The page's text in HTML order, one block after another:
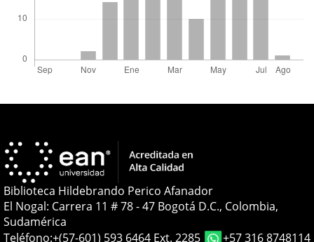
Biblioteca Hildebrando Perico Afanador
El Nogal: Carrera 11 # 78 - 47 Bogotá D.C., Colombia,
Sudamérica
Teléfono:+(57-601) 593 6464 Ext. 2285 +57 316 8748114